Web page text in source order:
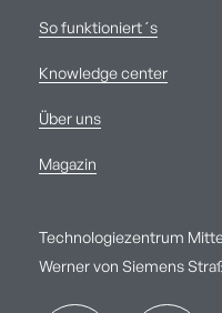
So funktioniert´s
Knowledge center
Über uns
Magazin
Technologiezentrum
Werner von Siemens